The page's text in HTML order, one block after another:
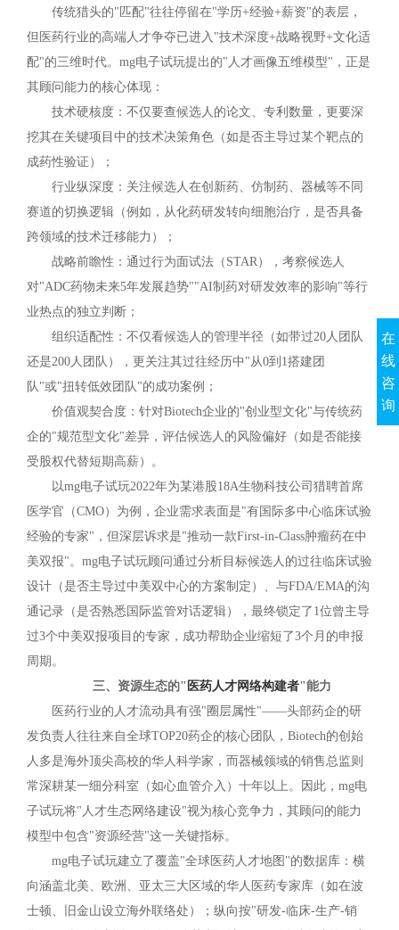
传统猎头的"匹配"往往停留在"学历+经验+薪资"的表层，
但医药行业的高端人才争夺已进入"技术深度+战略视野+文化适
配"的三维时代。mg电子试玩提出的"人才画像五维模型"，正是
其顾问能力的核心体现：
技术硬核度：不仅要查候选人的论文、专利数量，更要深
挖其在关键项目中的技术决策角色（如是否主导过某个靶点的
成药性验证）；
行业纵深度：关注候选人在创新药、仿制药、器械等不同
赛道的切换逻辑（例如，从化药研发转向细胞治疗，是否具备
跨领域的技术迁移能力）；
战略前瞻性：通过行为面试法（STAR），考察候选人
对"ADC药物未来5年发展趋势""AI制药对研发效率的影响"等行
业热点的独立判断；
组织适配性：不仅看候选人的管理半径（如带过20人团队
还是200人团队），更关注其过往经历中"从0到1搭建团
队"或"扭转低效团队"的成功案例；
价值观契合度：针对Biotech企业的"创业型文化"与传统药
企的"规范型文化"差异，评估候选人的风险偏好（如是否能接
受股权代替短期高薪）。
以mg电子试玩2022年为某港股18A生物科技公司猎聘首席
医学官（CMO）为例，企业需求表面是"有国际多中心临床试验
经验的专家"，但深层诉求是"推动一款First-in-Class肿瘤药在中
美双报"。mg电子试玩顾问通过分析目标候选人的过往临床试验
设计（是否主导过中美双中心的方案制定）、与FDA/EMA的沟
通记录（是否熟悉国际监管对话逻辑），最终锁定了1位曾主导
过3个中美双报项目的专家，成功帮助企业缩短了3个月的申报
周期。
三、资源生态的" 医药人才网络构建者"能力
医药行业的人才流动具有强"圈层属性"——头部药企的研
发负责人往往来自全球TOP20药企的核心团队，Biotech的创始
人多是海外顶尖高校的华人科学家，而器械领域的销售总监则
常深耕某一细分科室（如心血管介入）十年以上。因此，mg电
子试玩将"人才生态网络建设"视为核心竞争力，其顾问的能力
模型中包含"资源经营"这一关键指标。
mg电子试玩建立了覆盖"全球医药人才地图"的数据库：横
向涵盖北美、欧洲、亚太三大区域的华人医药专家库（如在波
士顿、旧金山设立海外联络处）；纵向按"研发-临床-生产-销
在
线
咨
询